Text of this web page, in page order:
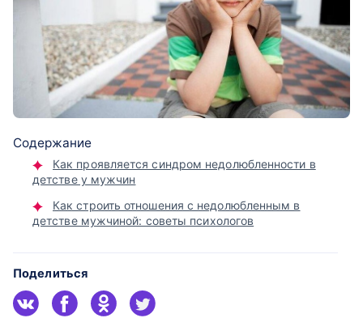
Содержание
Как проявляется синдром недолюбленности в
детстве у мужчин
Как строить отношения с недолюбленным в
детстве мужчиной: советы психологов
Поделиться